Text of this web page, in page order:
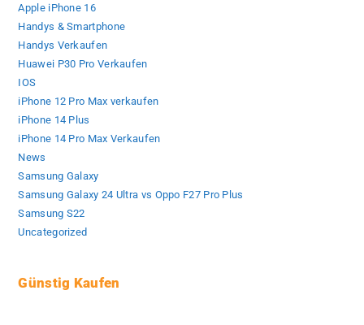
Apple iPhone 16
Handys & Smartphone
Handys Verkaufen
Huawei P30 Pro Verkaufen
IOS
iPhone 12 Pro Max verkaufen
iPhone 14 Plus
iPhone 14 Pro Max Verkaufen
News
Samsung Galaxy
Samsung Galaxy 24 Ultra vs Oppo F27 Pro Plus
Samsung S22
Uncategorized
Günstig Kaufen